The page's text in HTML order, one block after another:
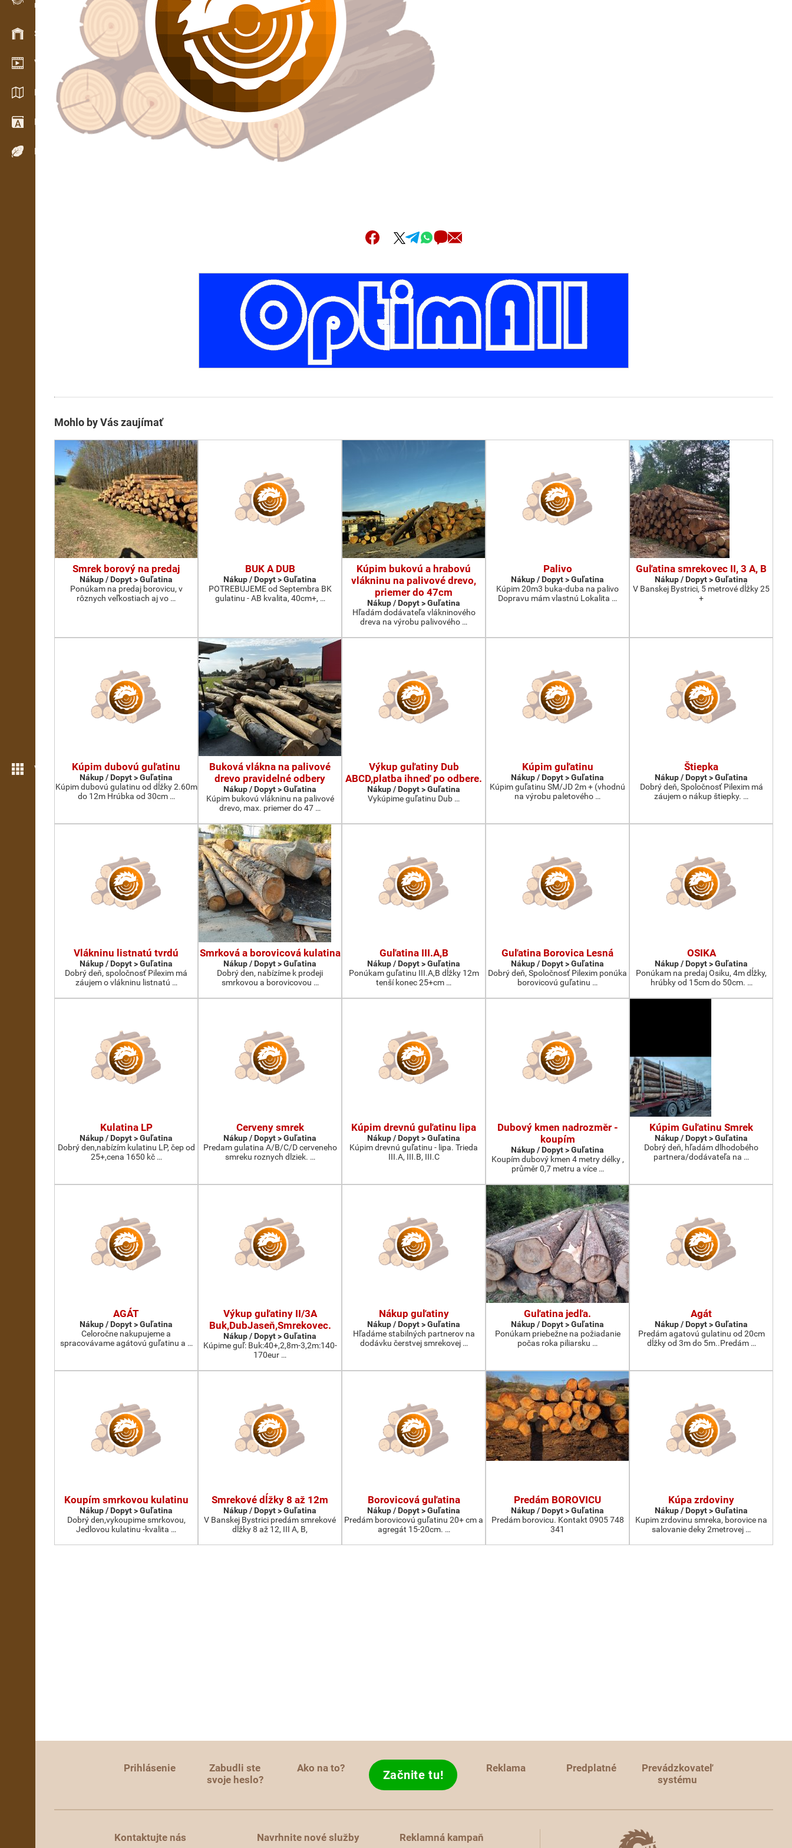
Evidencia dreva v teréne
Skladové hospodárstvo
Video showroom
Katalógy / Brožúry
Drevársky slovník
Dreviny
Viac možností
Mohlo by Vás zaujímať
Smrek borový na predaj
Nákup / Dopyt > Guľatina
Ponúkam na predaj borovicu, v
rôznych veľkostiach aj vo …
BUK A DUB
Nákup / Dopyt > Guľatina
POTREBUJEME od Septembra BK
gulatinu - AB kvalita, 40cm+, …
Kúpim bukovú a hrabovú
vlákninu na palivové drevo,
priemer do 47cm
Nákup / Dopyt > Guľatina
Hľadám dodávateľa vlákninového
dreva na výrobu palivového …
Palivo
Nákup / Dopyt > Guľatina
Kúpim 20m3 buka-duba na palivo
Dopravu mám vlastnú Lokalita …
Guľatina smrekovec II, 3 A, B
Nákup / Dopyt > Guľatina
V Banskej Bystrici, 5 metrové dĺžky 25
+
Kúpim dubovú guľatinu
Nákup / Dopyt > Guľatina
Kúpim dubovú gulatinu od dĺžky 2.60m
do 12m Hrúbka od 30cm …
Buková vlákna na palivové
drevo pravidelné odbery
Nákup / Dopyt > Guľatina
Kúpim bukovú vlákninu na palivové
drevo, max. priemer do 47 …
Výkup guľatiny Dub
ABCD,platba ihneď po odbere.
Nákup / Dopyt > Guľatina
Vykúpime guľatinu Dub …
Kúpim guľatinu
Nákup / Dopyt > Guľatina
Kúpim guľatinu SM/JD 2m + (vhodnú
na výrobu paletového …
Štiepka
Nákup / Dopyt > Guľatina
Dobrý deň, Spoločnosť Pilexim má
záujem o nákup štiepky. …
Vlákninu listnatú tvrdú
Nákup / Dopyt > Guľatina
Dobrý deň, spoločnosť Pilexim má
záujem o vlákninu listnatú …
Smrková a borovicová kulatina
Nákup / Dopyt > Guľatina
Dobrý den, nabízíme k prodeji
smrkovou a borovicovou …
Guľatina III.A,B
Nákup / Dopyt > Guľatina
Ponúkam guľatinu III.A,B dĺžky 12m
tenší konec 25+cm …
Guľatina Borovica Lesná
Nákup / Dopyt > Guľatina
Dobrý deň, Spoločnosť Pilexim ponúka
borovicovú guľatinu …
OSIKA
Nákup / Dopyt > Guľatina
Ponúkam na predaj Osiku, 4m dĺžky,
hrúbky od 15cm do 50cm. …
Kulatina LP
Nákup / Dopyt > Guľatina
Dobrý den,nabízím kulatinu LP, čep od
25+,cena 1650 kč …
Cerveny smrek
Nákup / Dopyt > Guľatina
Predam gulatina A/B/C/D cerveneho
smreku roznych dlziek. …
Kúpim drevnú guľatinu lipa
Nákup / Dopyt > Guľatina
Kúpim drevnú guľatinu - lipa. Trieda
III.A, III.B, III.C
Dubový kmen nadrozměr -
koupím
Nákup / Dopyt > Guľatina
Koupím dubový kmen 4 metry délky ,
průměr 0,7 metru a více …
Kúpim Guľatinu Smrek
Nákup / Dopyt > Guľatina
Dobrý deň, hľadám dlhodobého
partnera/dodávateľa na …
AGÁT
Nákup / Dopyt > Guľatina
Celoročne nakupujeme a
spracovávame agátovú guľatinu a …
Výkup guľatiny II/3A
Buk,DubJaseň,Smrekovec.
Nákup / Dopyt > Guľatina
Kúpime guľ: Buk:40+,2,8m-3,2m:140-
170eur …
Nákup guľatiny
Nákup / Dopyt > Guľatina
Hľadáme stabilných partnerov na
dodávku čerstvej smrekovej …
Guľatina jedľa.
Nákup / Dopyt > Guľatina
Ponúkam priebežne na požiadanie
počas roka piliarsku …
Agát
Nákup / Dopyt > Guľatina
Predám agatovú gulatinu od 20cm
dĺžky od 3m do 5m..Predám …
Koupím smrkovou kulatinu
Nákup / Dopyt > Guľatina
Dobrý den,vykoupime smrkovou,
Jedlovou kulatinu -kvalita …
Smrekové dĺžky 8 až 12m
Nákup / Dopyt > Guľatina
V Banskej Bystrici predám smrekové
dĺžky 8 až 12, III A, B,
Borovicová guľatina
Nákup / Dopyt > Guľatina
Predám borovicovú guľatinu 20+ cm a
agregát 15-20cm. …
Predám BOROVICU
Nákup / Dopyt > Guľatina
Predám borovicu. Kontakt 0905 748
341
Kúpa zrdoviny
Nákup / Dopyt > Guľatina
Kupim zrdovinu smreka, borovice na
salovanie deky 2metrovej …
Prihlásenie
Zabudli ste
svoje heslo?
Ako na to? Začnite tu! Reklama Predplatné
Prevádzkovateľ
systému
Kontaktujte nás Navrhnite nové služby Reklamná kampaň